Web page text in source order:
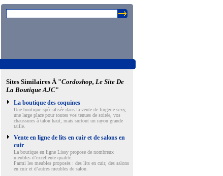
Sites Similaires À "Cordoshop, Le Site De
La Boutique AJC"
La boutique des coquines
Une boutique spécialisée dans la vente de lingerie sexy,
une large place pour toutes vos tenues de soirée, vos
chaussures à talon haut, mais surtout un rayon grande
taille.
Vente en ligne de lits en cuir et de salons en
cuir
La boutique en ligne Lissy propose de nombreux
meubles d’excellente qualité.
Parmi les meubles proposés : des lits en cuir, des salons
en cuir et d’autres meubles de salon.